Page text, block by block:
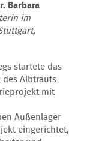
Barbara
im
startete das
des Albtraufs
mit
Außenlager
eingerichtet,